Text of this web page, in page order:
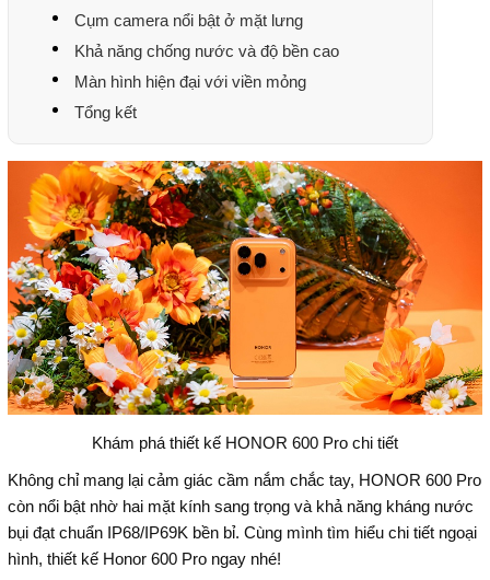
Cụm camera nổi bật ở mặt lưng
Khả năng chống nước và độ bền cao
Màn hình hiện đại với viền mỏng
Tổng kết
Khám phá thiết kế HONOR 600 Pro chi tiết
Không chỉ mang lại cảm giác cầm nắm chắc tay, HONOR 600 Pro
còn nổi bật nhờ hai mặt kính sang trọng và khả năng kháng nước
bụi đạt chuẩn IP68/IP69K bền bỉ. Cùng mình tìm hiểu chi tiết ngoại
hình, thiết kế Honor 600 Pro ngay nhé!